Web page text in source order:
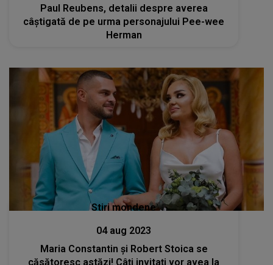
Paul Reubens, detalii despre averea
câștigată de pe urma personajului Pee-wee
Herman
Stiri mondene
04 aug 2023
Maria Constantin și Robert Stoica se
căsătoresc astăzi! Câți invitați vor avea la